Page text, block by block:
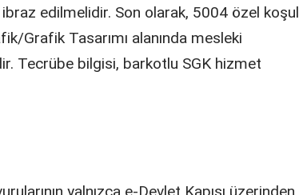
edilmelidir. Son olarak, 5004 özel koşul
Grafik Tasarımı alanında mesleki
Tecrübe bilgisi, barkotlu SGK hizmet